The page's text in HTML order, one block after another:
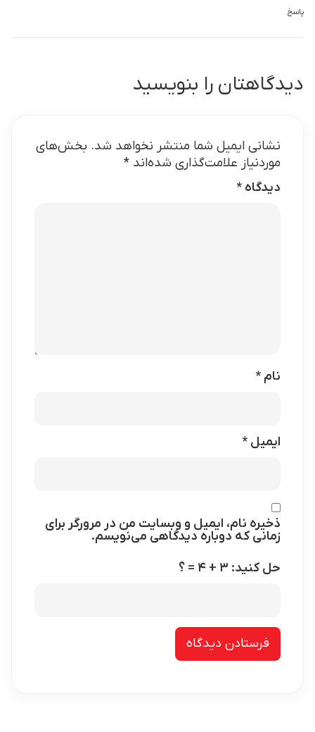
پاسخ
دیدگاهتان را بنویسید
نشانی ایمیل شما منتشر نخواهد شد. بخش‌های
موردنیاز علامت‌گذاری شده‌اند *
دیدگاه *
نام *
ایمیل *
ذخیره نام، ایمیل و وبسایت من در مرورگر برای
زمانی که دوباره دیدگاهی می‌نویسم.
حل کنید: ۳ + ۴ = ؟